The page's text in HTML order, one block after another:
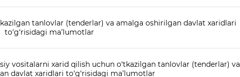
tanlovlar (tenderlar) va amalga oshirilgan davlat xaridlari
to‘g‘risidagi ma’lumotlar
vositalarni xarid qilish uchun o‘tkazilgan tanlovlar (tenderlar) va
davlat xaridlari to‘g‘risidagi ma’lumotlar